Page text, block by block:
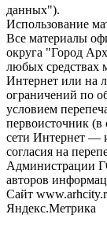
данных").
Использование
Все материалы
округа "Город
любых средствах
Интернет или на
ограничений по
условием
первоисточник (в
сети Интернет —
согласия на
Администрации
авторов
Сайт
Яндекс.Метрика